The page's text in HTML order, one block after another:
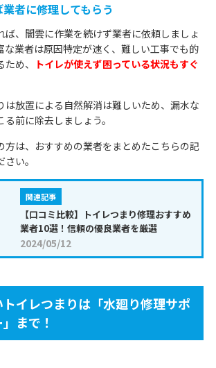
者に修理してもらう
ば、闇雲に作業を続けず業者に依頼しましょ
な業者は原因特定が速く、難しい工事でも的
め、
トイレが使えず困っている状況もすぐ
は放置による自然解消は難しいため、漏水な
前に除去しましょう。
方は、おすすめの業者をまとめたこちらの記
い。
関連記事
【口コミ比較】トイレつまり修理おすすめ
業者10選！信頼の優良業者を厳選
2024/05/12
イレつまりは「水廻り修理サポ
まで！